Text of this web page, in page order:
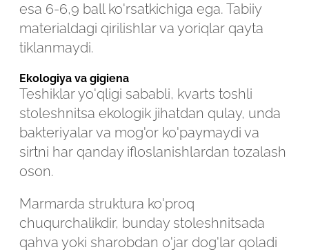
esa 6-6,9 ball ko'rsatkichiga ega. Tabiiy
materialdagi qirilishlar va yoriqlar qayta
tiklanmaydi.
Ekologiya va gigiena
Teshiklar yo'qligi sababli, kvarts toshli
stoleshnitsa ekologik jihatdan qulay, unda
bakteriyalar va mog'or ko'paymaydi va
sirtni har qanday ifloslanishlardan tozalash
oson.
Marmarda struktura ko'proq
chuqurchalikdir, bunday stoleshnitsada
qahva yoki sharobdan o'jar dog'lar qoladi